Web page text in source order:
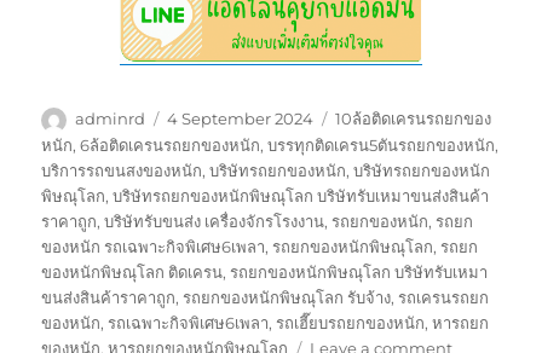
Author
adminrd
Posted
on
4 September 2024 Tags
10ล้อติดเครนรถยกของ
หนัก,6ล้อติดเครนรถยกของหนัก,บรรทุกติดเครน5ตันรถยกของหนัก,
บริการรถขนสงของหนัก,บริษัทรถยกของหนัก,บริษัทรถยกของหนัก
พิษณุโลก,บริษัทรถยกของหนักพิษณุโลก บริษัทรับเหมาขนส่งสินค้า
ราคาถูก,บริษัทรับขนส่ง เครื่องจักรโรงงาน,รถยกของหนัก,รถยก
ของหนัก รถเฉพาะกิจพิเศษ6เพลา,รถยกของหนักพิษณุโลก,รถยก
ของหนักพิษณุโลก ติดเครน,รถยกของหนักพิษณุโลก บริษัทรับเหมา
ขนส่งสินค้าราคาถูก,รถยกของหนักพิษณุโลก รับจ้าง,รถเครนรถยก
ของหนัก,รถเฉพาะกิจพิเศษ6เพลา,รถเฮี๊ยบรถยกของหนัก,หารถยก
ของหนัก,หารถยกของหนักพิษณุโลก Leave a commenton